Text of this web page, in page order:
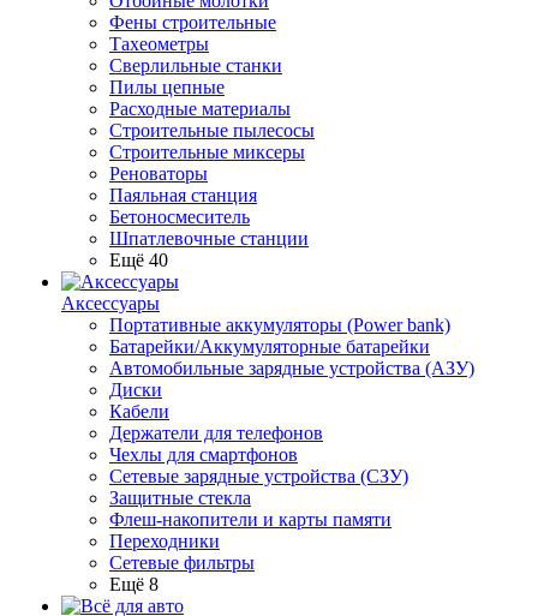
Фены строительные
Тахеометры
Сверлильные станки
Пилы цепные
Расходные материалы
Строительные пылесосы
Строительные миксеры
Реноваторы
Паяльная станция
Бетоносмеситель
Шпатлевочные станции
Ещё 40
Аксессуары
Портативные аккумуляторы (Power bank)
Батарейки/Аккумуляторные батарейки
Автомобильные зарядные устройства (АЗУ)
Диски
Кабели
Держатели для телефонов
Чехлы для смартфонов
Сетевые зарядные устройства (СЗУ)
Защитные стекла
Флеш-накопители и карты памяти
Переходники
Сетевые фильтры
Ещё 8